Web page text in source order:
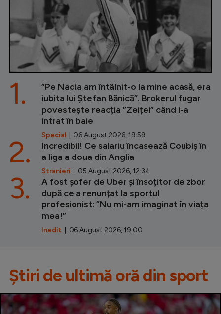
”Pe Nadia am întâlnit-o la mine acasă, era
iubita lui Ștefan Bănică”. Brokerul fugar
povestește reacția ”Zeiței” când i-a
intrat în baie
Special | 06 August 2026, 19:59
1.
Incredibil! Ce salariu încasează Coubiș în
a liga a doua din Anglia
Stranieri | 05 August 2026, 12:34
2.
A fost șofer de Uber și însoțitor de zbor
după ce a renunțat la sportul
profesionist: ”Nu mi-am imaginat în viața
mea!”
Inedit | 06 August 2026, 19:00
3.
Știri de ultimă oră din sport